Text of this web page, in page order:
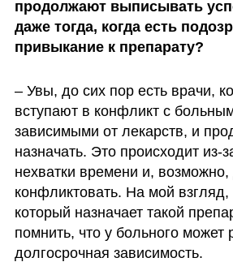
продолжают выписывать
даже тогда, когда есть
привыкание к препарату?
– Увы, до сих пор есть врачи,
вступают в конфликт с
зависимыми от лекарств, и
назначать. Это происходит из-
нехватки времени и,
конфликтовать. На мой
который назначает такой
помнить, что у больного может
долгосрочная зависимость.